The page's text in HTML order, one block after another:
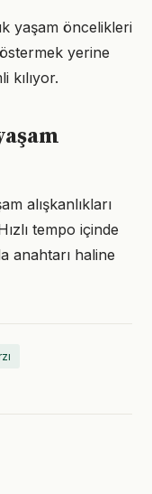
yaşam öncelikleri
yerine
kılıyor.
alışkanlıkları
tempo içinde
anahtarı haline